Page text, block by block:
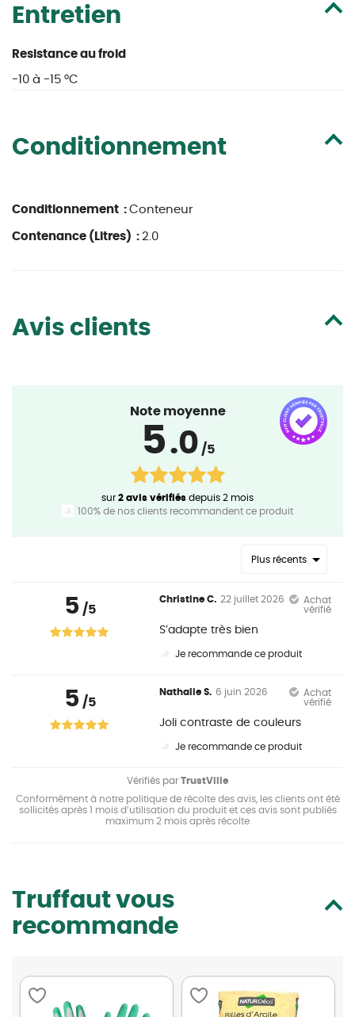
Entretien
Resistance au froid
-10 à -15 °C
Conditionnement
Conditionnement : Conteneur
Contenance (Litres) : 2.0
Avis clients
Note moyenne
5.0 /5
sur2 avis vérifiés depuis 2 mois
100% de nos clients recommandent ce produit
Plus récents
5 /5
Christine C. 22 juillet 2026
Achat
vérifié
S’adapte très bien
Je recommande ce produit
5 /5
Nathalie S. 6 juin 2026
Achat
vérifié
Joli contraste de couleurs
Je recommande ce produit
Vérifiés par TrustVille
Conformément à notre politique de récolte des avis, les clients ont été
sollicités après 1 mois d’utilisation du produit et ces avis sont publiés
maximum 2 mois après récolte
Truffaut vous
recommande